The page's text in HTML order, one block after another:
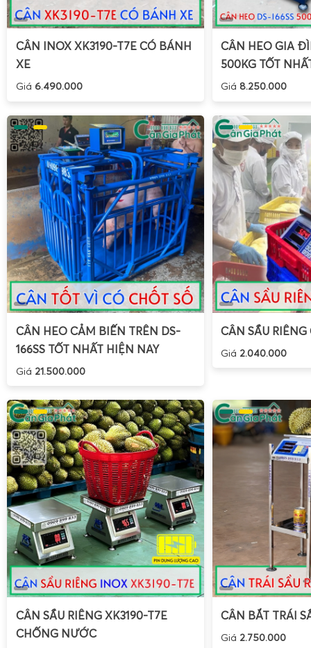
CÂN INOX XK3190-T7E CÓ BÁNH
XE
Giá 6.490.000
CÂN HEO GIA
500KG TỐT
Giá 8.250.000
CÂN HEO CẢM BIẾN TRÊN DS-
166SS TỐT NHẤT HIỆN NAY
Giá 21.500.000
CÂN SẦU
Giá 2.040.000
CÂN SẦU RIÊNG XK3190-T7E
CHỐNG NƯỚC
CÂN BẮT TRÁI
Giá 2.750.000